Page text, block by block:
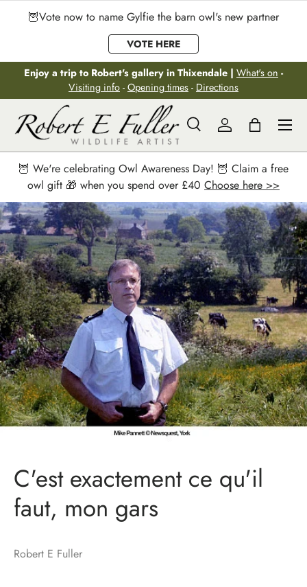
Aller au contenu
🦉Vote now to name Gylfie the barn owl's new partner
VOTE HERE
Enjoy a trip to Robert's gallery in Thixendale | What's on -
Visiting info - Opening times - Directions
Recherche
Rechercher
RechercheSe connecter
Panier
Menu
🦉 We're celebrating Owl Awareness Day! 🦉 Claim a free
owl gift 🎁 when you spend over £40 Choose here >>
C'est exactement ce qu'il
faut, mon gars
Robert E Fuller